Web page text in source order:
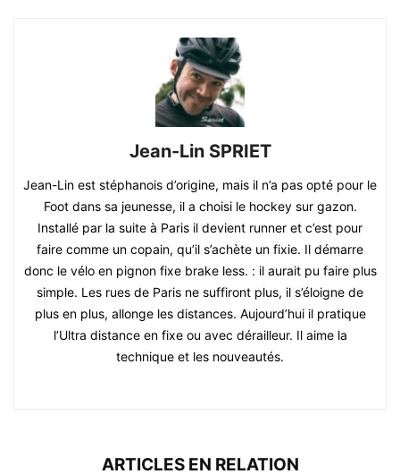
Jean-Lin SPRIET
Jean-Lin est stéphanois d’origine, mais il n’a pas opté pour le
Foot dans sa jeunesse, il a choisi le hockey sur gazon.
Installé par la suite à Paris il devient runner et c’est pour
faire comme un copain, qu’il s’achète un fixie. Il démarre
donc le vélo en pignon fixe brake less. : il aurait pu faire plus
simple. Les rues de Paris ne suffiront plus, il s’éloigne de
plus en plus, allonge les distances. Aujourd’hui il pratique
l’Ultra distance en fixe ou avec dérailleur. Il aime la
technique et les nouveautés.
ARTICLES EN RELATION